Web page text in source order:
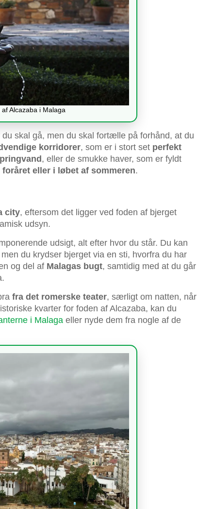
Alcazaba i Malaga
skal gå, men du skal fortælle på forhånd, at du
korridorer, som er i stort set perfekt
, eller de smukke haver, som er fyldt
eller i løbet af sommeren.
city, eftersom det ligger ved foden af bjerget
udsyn.
udsigt, alt efter hvor du står. Du kan
du krydser bjerget via en sti, hvorfra du har
og del af Malagas bugt, samtidig med at du går
fra det romerske teater, særligt om natten, når
kvarter for foden af Alcazaba, kan du
i Malaga eller nyde dem fra nogle af de